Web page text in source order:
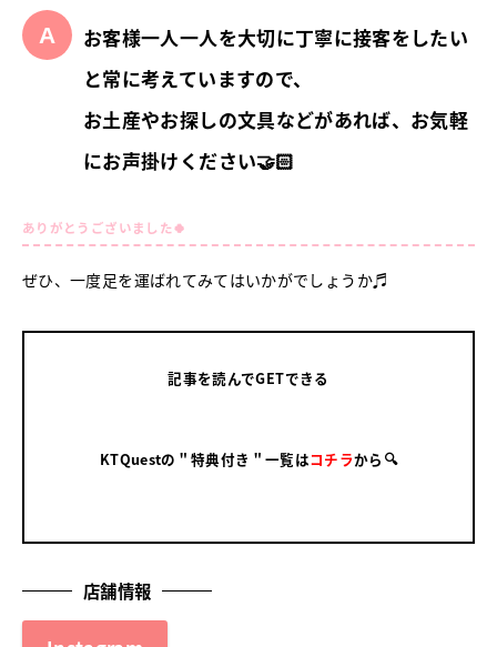
お客様一人一人を大切に丁寧に接客をしたい
と常に考えていますので、
お土産やお探しの文具などがあれば、お気軽
にお声掛けください🤝🏻
ありがとうございました🍀
ぜひ、一度足を運ばれてみてはいかがでしょうか♬
記事を読んでGETできる
KTQuestの＂特典付き＂一覧はコチラから🔍
店舗情報